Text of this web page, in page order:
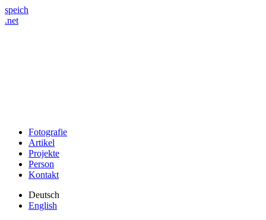
speich
.net
Fotografie
Artikel
Projekte
Person
Kontakt
Deutsch
English